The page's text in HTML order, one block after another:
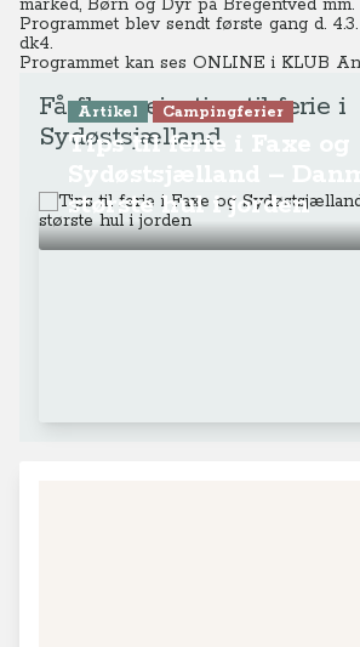
marked, Børn og Dyr på Bregentved mm.
Programmet blev sendt første gang d.
dk4.
Programmet kan ses ONLINEi KLUB
Få flere rejsetips til ferie i
Sydøstsjælland
Artikel Campingferier
Tips til ferie i Faxe og
største hul i jorden